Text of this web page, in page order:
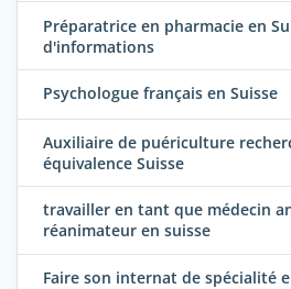
Préparatrice en pharmacie en
d'informations
Psychologue français en Suisse
Auxiliaire de puériculture
équivalence Suisse
travailler en tant que médecin
réanimateur en suisse
Faire son internat de spécialité